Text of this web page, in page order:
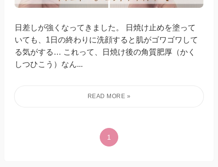
日差しが強くなってきました。 日焼け止めを塗って
いても、1日の終わりに洗顔すると肌がゴワゴワして
る気がする… これって、日焼け後の角質肥厚（かく
しつひこう）なん...
1